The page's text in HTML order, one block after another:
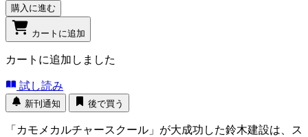
購入に進む
カートに追加
カートに追加しました
試し読み
新刊通知 後で買う
「カモメカルチャースクール」が大成功した鈴木建設は、ス